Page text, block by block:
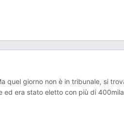
giorno non è in tribunale, si
ed era stato eletto con più di